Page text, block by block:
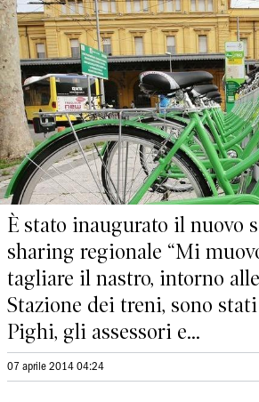
È stato inaugurato il nuovo
sharing regionale “Mi
tagliare il nastro, intorno alle
Stazione dei treni, sono
Pighi, gli assessori e...
07 aprile 2014 04:24